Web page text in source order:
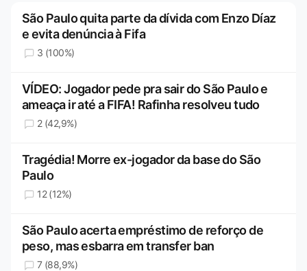
São Paulo quita parte da dívida com Enzo Díaz
e evita denúncia à Fifa
3 (100%)
VÍDEO: Jogador pede pra sair do São Paulo e
ameaça ir até a FIFA! Rafinha resolveu tudo
2 (42,9%)
Tragédia! Morre ex-jogador da base do São
Paulo
12 (12%)
São Paulo acerta empréstimo de reforço de
peso, mas esbarra em transfer ban
7 (88,9%)